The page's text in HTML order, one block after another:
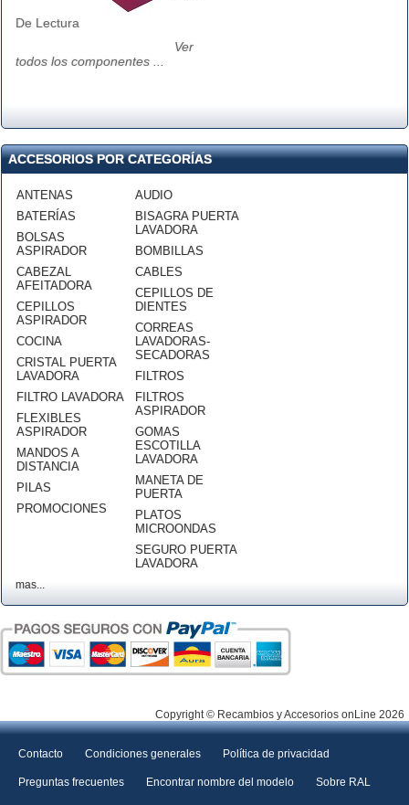
De Lectura
Ver
todos los componentes ...
ACCESORIOS POR CATEGORÍAS
ANTENAS
BATERÍAS
BOLSAS
ASPIRADOR
CABEZAL
AFEITADORA
CEPILLOS
ASPIRADOR
COCINA
CRISTAL PUERTA
LAVADORA
FILTRO LAVADORA
FLEXIBLES
ASPIRADOR
MANDOS A
DISTANCIA
PILAS
PROMOCIONES
AUDIO
BISAGRA PUERTA
LAVADORA
BOMBILLAS
CABLES
CEPILLOS DE
DIENTES
CORREAS
LAVADORAS-
SECADORAS
FILTROS
FILTROS
ASPIRADOR
GOMAS
ESCOTILLA
LAVADORA
MANETA DE
PUERTA
PLATOS
MICROONDAS
SEGURO PUERTA
LAVADORA
mas...
Copyright © Recambios y Accesorios onLine 2026
Contacto Condiciones generales Política de privacidad
Preguntas frecuentes Encontrar nombre del modelo Sobre RAL